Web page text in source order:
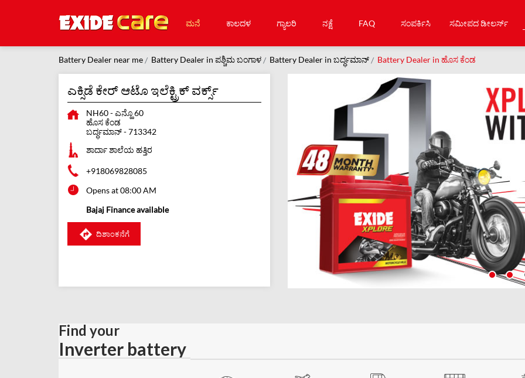
ಮನೆ ಕಾಲದಳ ಗ್ಯಾಲರಿ ನಕ್ಷೆ FAQ ಸಂಪರ್ಕಿಸಿ ಸಮೀಪದ ಡೀಲರ್ಸ್
Battery Dealer near me Battery Dealer in ಪಶ್ಚಿಮ ಬಂಗಾಳ Battery Dealer in ಬರ್ದ್ಧಮಾನ್ Battery Dealer in ಹೊಸ ಕೆಂಡ
ಎಕ್ಸಿಡೆ ಕೇರ್ ಆಟೊ ಇಲೆಕ್ಟ್ರಿಕ್ ವರ್ಕ್ಸ್
NH60 - ಎನ್ಹೊ 60
ಹೊಸ ಕೆಂಡ
ಬರ್ದ್ಧಮಾನ್-713342
ಶಾರ್ದಾ ಶಾಲೆಯ ಹತ್ತಿರ
+918069828085
Opens at 08:00 AM
Bajaj Finance available
ದಿಶಾಂಕನೆಗೆ